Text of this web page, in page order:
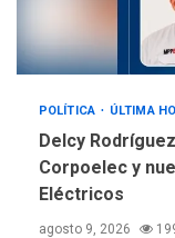
POLÍTICA ÚLTIMA
Delcy
Corpoelec y
Eléctricos
agosto 9, 2026